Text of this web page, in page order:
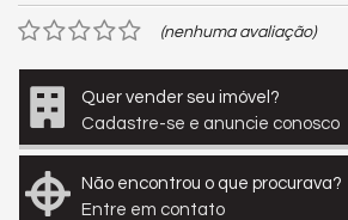
(nenhuma avaliação)
Quer vender seu imóvel?
Cadastre-se e anuncie conosco
Não encontrou o que procurava?
Entre em contato